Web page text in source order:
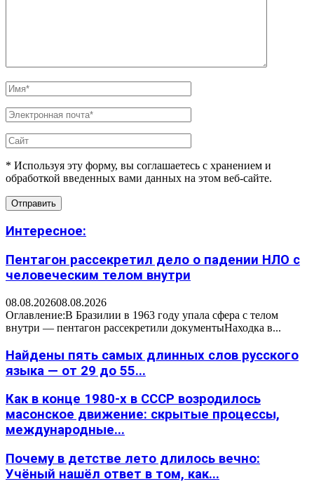
* Используя эту форму, вы соглашаетесь с хранением и
обработкой введенных вами данных на этом веб-сайте.
Интересное:
Пентагон рассекретил дело о падении НЛО с
человеческим телом внутри
08.08.202608.08.2026
Оглавление:В Бразилии в 1963 году упала сфера с телом
внутри — пентагон рассекретили документыНаходка в...
Найдены пять самых длинных слов русского
языка — от 29 до 55...
Как в конце 1980-х в СССР возродилось
масонское движение: скрытые процессы,
международные...
Почему в детстве лето длилось вечно:
Учёный нашёл ответ в том, как...